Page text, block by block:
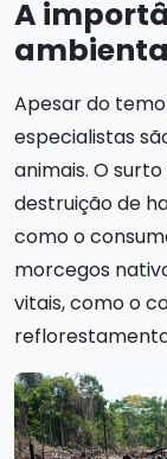
A
Apesar do
especialistas
animais. O
destruição de
como o
morcegos
vitais, como o